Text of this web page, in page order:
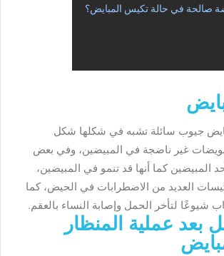
صالحة في حالة تكيس المبايض؟
جيوب سائلة تشبه في شكلها شكل
غير ناضجة في المبيضين، وفي بعض
المبيضين كما أنها قد تنمو في المبيضين،
العديد من الاضطرابات في الحيض، كما
شيوعًا لتأخر الحمل وإصابة النساء بالعقم.
بعد عملية المنظار